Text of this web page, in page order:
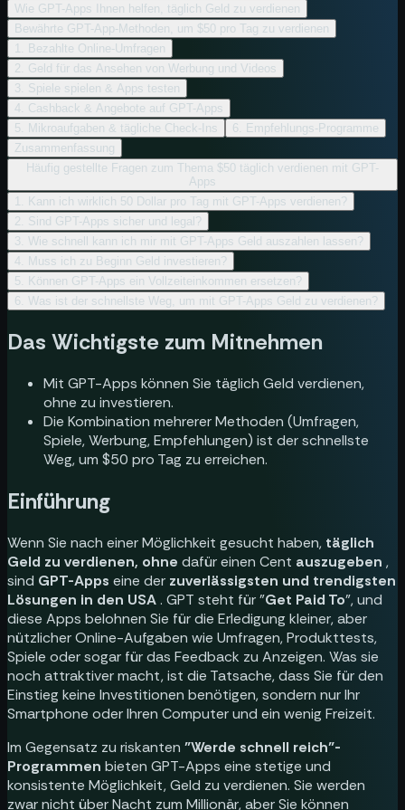
Wie GPT-Apps Ihnen helfen, täglich Geld zu verdienen
Bewährte GPT-App-Methoden, um $50 pro Tag zu verdienen
1. Bezahlte Online-Umfragen
2. Geld für das Ansehen von Werbung und Videos
3. Spiele spielen & Apps testen
4. Cashback & Angebote auf GPT-Apps
5. Mikroaufgaben & tägliche Check-Ins
6. Empfehlungs-Programme
Zusammenfassung
Häufig gestellte Fragen zum Thema $50 täglich verdienen mit GPT-
Apps
1. Kann ich wirklich 50 Dollar pro Tag mit GPT-Apps verdienen?
2. Sind GPT-Apps sicher und legal?
3. Wie schnell kann ich mir mit GPT-Apps Geld auszahlen lassen?
4. Muss ich zu Beginn Geld investieren?
5. Können GPT-Apps ein Vollzeiteinkommen ersetzen?
6. Was ist der schnellste Weg, um mit GPT-Apps Geld zu verdienen?
Das Wichtigste zum Mitnehmen
Mit GPT-Apps können Sie täglich Geld verdienen,
ohne zu investieren.
Die Kombination mehrerer Methoden (Umfragen,
Spiele, Werbung, Empfehlungen) ist der schnellste
Weg, um $50 pro Tag zu erreichen.
Einführung
Wenn Sie nach einer Möglichkeit gesucht haben, täglich
Geld zu verdienen, ohne dafür einen Cent auszugeben ,
sind GPT-Apps eine der zuverlässigsten und trendigsten
Lösungen in den USA. GPT steht für "Get Paid To", und
diese Apps belohnen Sie für die Erledigung kleiner, aber
nützlicher Online-Aufgaben wie Umfragen, Produkttests,
Spiele oder sogar für das Feedback zu Anzeigen. Was sie
noch attraktiver macht, ist die Tatsache, dass Sie für den
Einstieg keine Investitionen benötigen, sondern nur Ihr
Smartphone oder Ihren Computer und ein wenig Freizeit.
Im Gegensatz zu riskanten "Werde schnell reich"-
Programmen bieten GPT-Apps eine stetige und
konsistente Möglichkeit, Geld zu verdienen. Sie werden
zwar nicht über Nacht zum Millionär, aber Sie können